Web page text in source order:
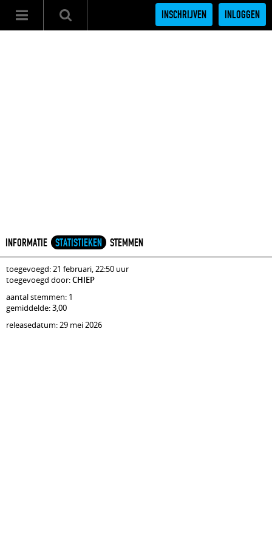
INSCHRIJVEN INLOGGEN
INFORMATIE STATISTIEKEN STEMMEN
toegevoegd: 21 februari, 22:50 uur
toegevoegd door:CHIEP
aantal stemmen: 1
gemiddelde: 3,00
releasedatum: 29 mei 2026